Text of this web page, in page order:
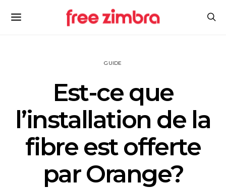
GUIDE
Est-ce que
l’installation de la
fibre est offerte
par Orange?